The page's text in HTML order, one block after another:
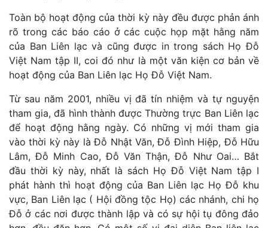
Toàn bộ hoạt động của thời kỳ này đều được phản ánh
rõ trong các báo cáo ở các cuộc họp mặt hằng năm
của Ban Liên lạc và cũng được in trong sách Họ Đỗ
Việt Nam tập II, coi đó như là một văn kiện cơ bản về
hoạt động của Ban Liên lạc Họ Đỗ Việt Nam.
Từ sau năm 2001, nhiều vị đã tín nhiệm và tự nguyện
tham gia, đã hình thành được Thường trực Ban Liên lạc
để hoạt động hằng ngày. Có những vị mới tham gia
vào thời kỳ này là Đỗ Nhật Văn, Đỗ Đình Hiệp, Đỗ Hữu
Lâm, Đỗ Minh Cao, Đỗ Văn Thận, Đỗ Như Oai… Bắt
đầu thời kỳ này, nhất là sách Họ Đỗ Việt Nam tập I
phát hành thì hoạt động của Ban Liên lạc Họ Đỗ khu
vực, Ban Liên lạc ( Hội đồng tộc Họ) các nhánh, chi họ
Đỗ ở các nơi được thành lập và có sự hội tụ đông đảo